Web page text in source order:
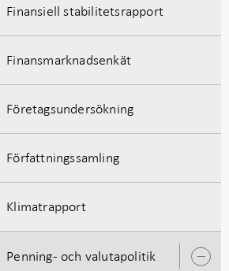
Finansiell stabilitetsrapport
Finansmarknadsenkät
Företagsundersökning
Författningssamling
Klimatrapport
Penning- och valutapolitik